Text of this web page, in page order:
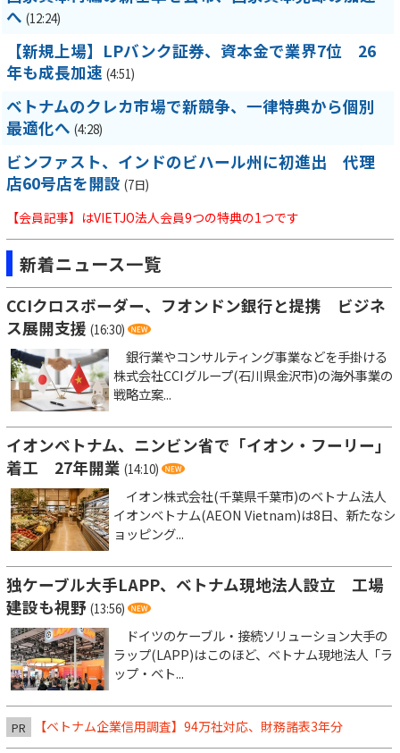
へ (12:24)
【新規上場】LPバンク証券、資本金で業界7位 26
年も成長加速 (4:51)
ベトナムのクレカ市場で新競争、一律特典から個別
最適化へ (4:28)
ビンファスト、インドのビハール州に初進出 代理
店60号店を開設 (7日)
【会員記事】はVIETJO法人会員9つの特典の1つです
新着ニュース一覧
CCIクロスボーダー、フオンドン銀行と提携 ビジネ
ス展開支援 (16:30)
銀行業やコンサルティング事業などを手掛ける
株式会社CCIグループ(石川県金沢市)の海外事業の
戦略立案...
イオンベトナム、ニンビン省で「イオン・フーリー」
着工 27年開業 (14:10)
イオン株式会社(千葉県千葉市)のベトナム法人
イオンベトナム(AEON Vietnam)は8日、新たなシ
ョッピング...
独ケーブル大手LAPP、ベトナム現地法人設立 工場
建設も視野 (13:56)
ドイツのケーブル・接続ソリューション大手の
ラップ(LAPP)はこのほど、ベトナム現地法人「ラ
ップ・ベト...
PR 【ベトナム企業信用調査】94万社対応、財務諸表3年分